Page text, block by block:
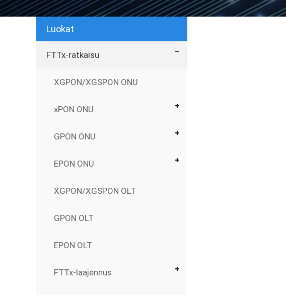
Luokat
FTTx-ratkaisu
XGPON/XGSPON ONU
xPON ONU
GPON ONU
EPON ONU
XGPON/XGSPON OLT
GPON OLT
EPON OLT
FTTx-laajennus